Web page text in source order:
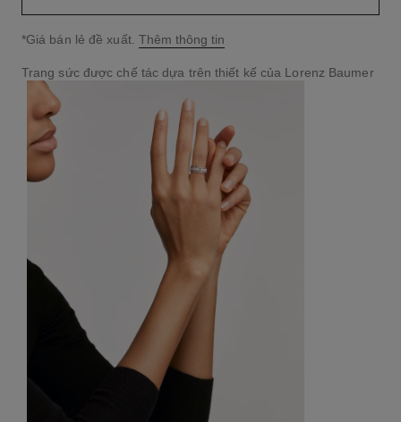
↩
*Giá bán lẻ đề xuất. Thêm thông tin
Trang sức được chế tác dựa trên thiết kế của Lorenz Baumer